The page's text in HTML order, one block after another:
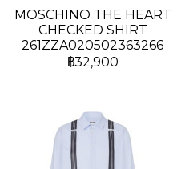
MOSCHINO THE HEART
CHECKED SHIRT
261ZZA020502363266
฿32,900